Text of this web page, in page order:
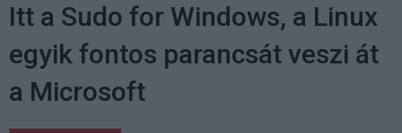
Itt a Sudo for Windows, a Linux
egyik fontos parancsát veszi át
a Microsoft